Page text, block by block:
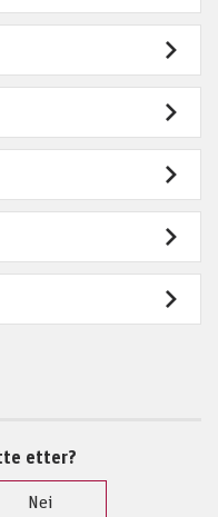
etter?
Nei